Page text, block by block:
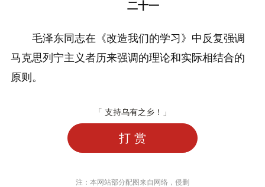
二十一
毛泽东同志在《改造我们的学习》中反复强调
马克思列宁主义者历来强调的理论和实际相结合的
原则。
「 支持乌有之乡！」
打 赏
注：本网站部分配图来自网络，侵删